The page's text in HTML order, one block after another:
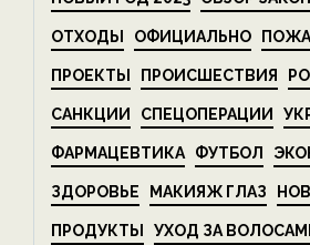
ОТХОДЫ ОФИЦИАЛЬНО
ПРОЕКТЫ ПРОИСШЕСТВИЯ
САНКЦИИ СПЕЦОПЕРАЦИИ
ФАРМАЦЕВТИКА ФУТБОЛ
ЗДОРОВЬЕ МАКИЯЖ ГЛАЗ
ПРОДУКТЫ УХОД ЗА